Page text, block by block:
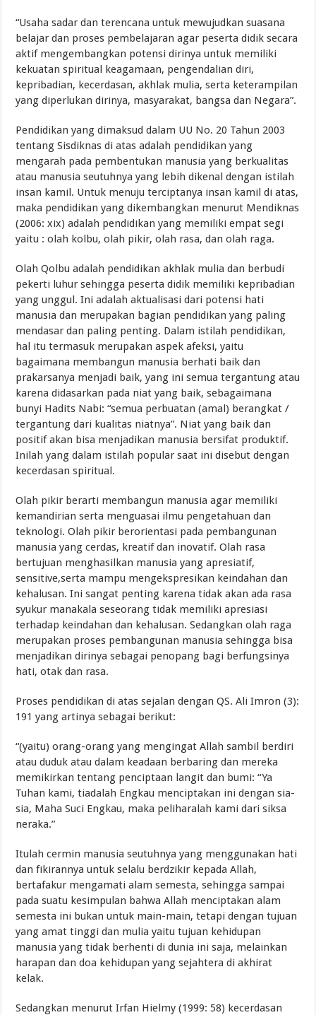
“Usaha sadar dan terencana untuk mewujudkan suasana
belajar dan proses pembelajaran agar peserta didik secara
aktif mengembangkan potensi dirinya untuk memiliki
kekuatan spiritual keagamaan, pengendalian diri,
kepribadian, kecerdasan, akhlak mulia, serta keterampilan
yang diperlukan dirinya, masyarakat, bangsa dan Negara”.
Pendidikan yang dimaksud dalam UU No. 20 Tahun 2003
tentang Sisdiknas di atas adalah pendidikan yang
mengarah pada pembentukan manusia yang berkualitas
atau manusia seutuhnya yang lebih dikenal dengan istilah
insan kamil. Untuk menuju terciptanya insan kamil di atas,
maka pendidikan yang dikembangkan menurut Mendiknas
(2006: xix) adalah pendidikan yang memiliki empat segi
yaitu : olah kolbu, olah pikir, olah rasa, dan olah raga.
Olah Qolbu adalah pendidikan akhlak mulia dan berbudi
pekerti luhur sehingga peserta didik memiliki kepribadian
yang unggul. Ini adalah aktualisasi dari potensi hati
manusia dan merupakan bagian pendidikan yang paling
mendasar dan paling penting. Dalam istilah pendidikan,
hal itu termasuk merupakan aspek afeksi, yaitu
bagaimana membangun manusia berhati baik dan
prakarsanya menjadi baik, yang ini semua tergantung atau
karena didasarkan pada niat yang baik, sebagaimana
bunyi Hadits Nabi: “semua perbuatan (amal) berangkat /
tergantung dari kualitas niatnya”. Niat yang baik dan
positif akan bisa menjadikan manusia bersifat produktif.
Inilah yang dalam istilah popular saat ini disebut dengan
kecerdasan spiritual.
Olah pikir berarti membangun manusia agar memiliki
kemandirian serta menguasai ilmu pengetahuan dan
teknologi. Olah pikir berorientasi pada pembangunan
manusia yang cerdas, kreatif dan inovatif. Olah rasa
bertujuan menghasilkan manusia yang apresiatif,
sensitive,serta mampu mengekspresikan keindahan dan
kehalusan. Ini sangat penting karena tidak akan ada rasa
syukur manakala seseorang tidak memiliki apresiasi
terhadap keindahan dan kehalusan. Sedangkan olah raga
merupakan proses pembangunan manusia sehingga bisa
menjadikan dirinya sebagai penopang bagi berfungsinya
hati, otak dan rasa.
Proses pendidikan di atas sejalan dengan QS. Ali Imron (3):
191 yang artinya sebagai berikut:
“(yaitu) orang-orang yang mengingat Allah sambil berdiri
atau duduk atau dalam keadaan berbaring dan mereka
memikirkan tentang penciptaan langit dan bumi: “Ya
Tuhan kami, tiadalah Engkau menciptakan ini dengan sia-
sia, Maha Suci Engkau, maka peliharalah kami dari siksa
neraka.”
Itulah cermin manusia seutuhnya yang menggunakan hati
dan fikirannya untuk selalu berdzikir kepada Allah,
bertafakur mengamati alam semesta, sehingga sampai
pada suatu kesimpulan bahwa Allah menciptakan alam
semesta ini bukan untuk main-main, tetapi dengan tujuan
yang amat tinggi dan mulia yaitu tujuan kehidupan
manusia yang tidak berhenti di dunia ini saja, melainkan
harapan dan doa kehidupan yang sejahtera di akhirat
kelak.
Sedangkan menurut Irfan Hielmy (1999: 58) kecerdasan